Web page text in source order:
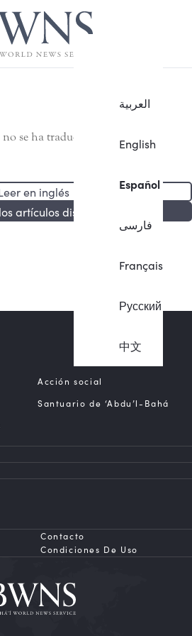
العربية
English
Español
فارسی
Français
Русский
中文
se ha traducido al español.
en inglés
artículos disponibles
Acción social
Santuario de ‘Abdu’l-Bahá
Contacto
Condiciones De Uso